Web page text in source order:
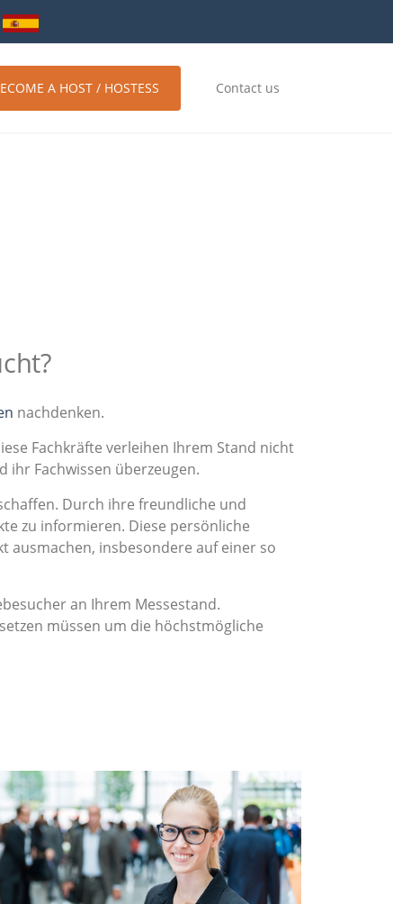
A HOST / HOSTESS Contact us
nachdenken.
Fachkräfte verleihen Ihrem Stand nicht
Fachwissen überzeugen.
Durch ihre freundliche und
zu informieren. Diese persönliche
ausmachen, insbesondere auf einer so
an Ihrem Messestand.
müssen um die höchstmögliche